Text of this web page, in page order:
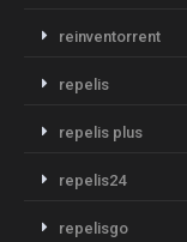
reinventorrent
repelis
repelis plus
repelis24
repelisgo